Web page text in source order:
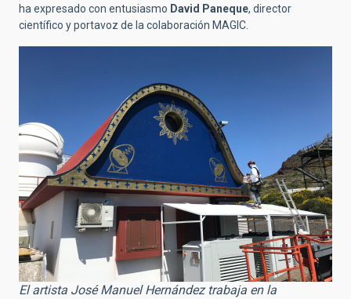
ha expresado con entusiasmo David Paneque, director
científico y portavoz de la colaboración MAGIC.
El artista José Manuel Hernández trabaja en la